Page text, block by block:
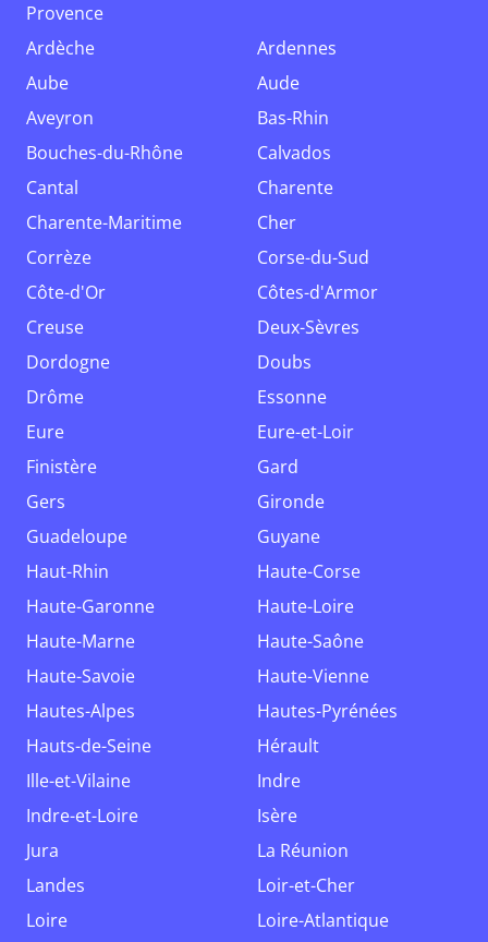
Provence
Ardèche
Ardennes
Aube
Aude
Aveyron
Bas-Rhin
Bouches-du-Rhône
Calvados
Cantal
Charente
Charente-Maritime
Cher
Corrèze
Corse-du-Sud
Côte-d'Or
Côtes-d'Armor
Creuse
Deux-Sèvres
Dordogne
Doubs
Drôme
Essonne
Eure
Eure-et-Loir
Finistère
Gard
Gers
Gironde
Guadeloupe
Guyane
Haut-Rhin
Haute-Corse
Haute-Garonne
Haute-Loire
Haute-Marne
Haute-Saône
Haute-Savoie
Haute-Vienne
Hautes-Alpes
Hautes-Pyrénées
Hauts-de-Seine
Hérault
Ille-et-Vilaine
Indre
Indre-et-Loire
Isère
Jura
La Réunion
Landes
Loir-et-Cher
Loire
Loire-Atlantique